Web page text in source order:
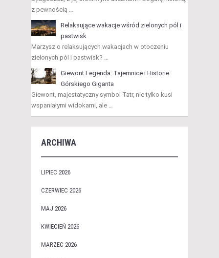
z pewnością …
Relaksujące wakacje wśród zielonych pól i
pastwisk
Marzysz o relaksujących wakacjach w otoczeniu
zielonych pól i pastwisk? …
Giewont Legenda: Tajemnice i Historie
Górskiego Giganta
Giewont, majestatyczny symbol Tatr, nie tylko kusi
wspaniałymi widokami, ale …
ARCHIWA
LIPIEC 2026
CZERWIEC 2026
MAJ 2026
KWIECIEŃ 2026
MARZEC 2026